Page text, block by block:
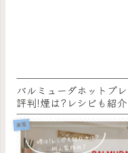
バルミューダホットプ
評判!煙は?レシピも紹介
家電